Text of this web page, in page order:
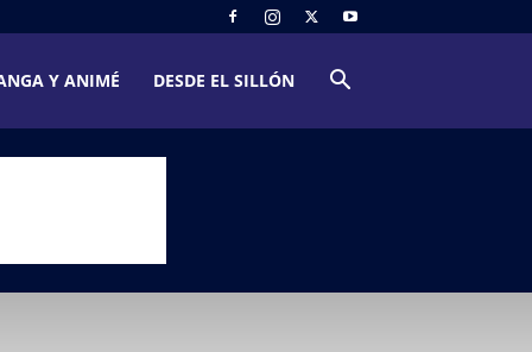
Y ANIMÉ DESDE EL SILLÓN